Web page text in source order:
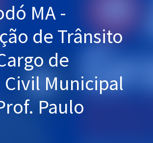
MA -
de Trânsito
de
Civil Municipal
Paulo